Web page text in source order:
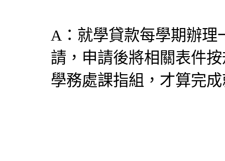
A：就學貸款每學期辦理
請，申請後將相關表件
學務處課指組，才算完